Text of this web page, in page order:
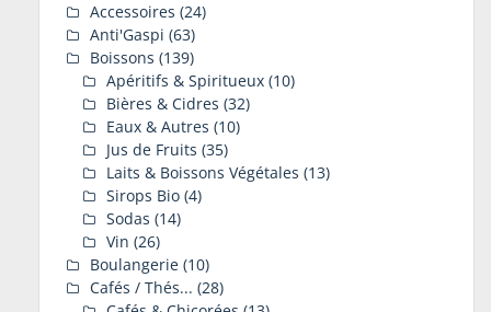
Accessoires (24)
Anti'Gaspi (63)
Boissons (139)
Apéritifs & Spiritueux (10)
Bières & Cidres (32)
Eaux & Autres (10)
Jus de Fruits (35)
Laits & Boissons Végétales (13)
Sirops Bio (4)
Sodas (14)
Vin (26)
Boulangerie (10)
Cafés / Thés... (28)